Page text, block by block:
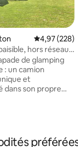
Note
4,97 (228)
hors réseau,
de glamping
: un camion
et
dans son propre